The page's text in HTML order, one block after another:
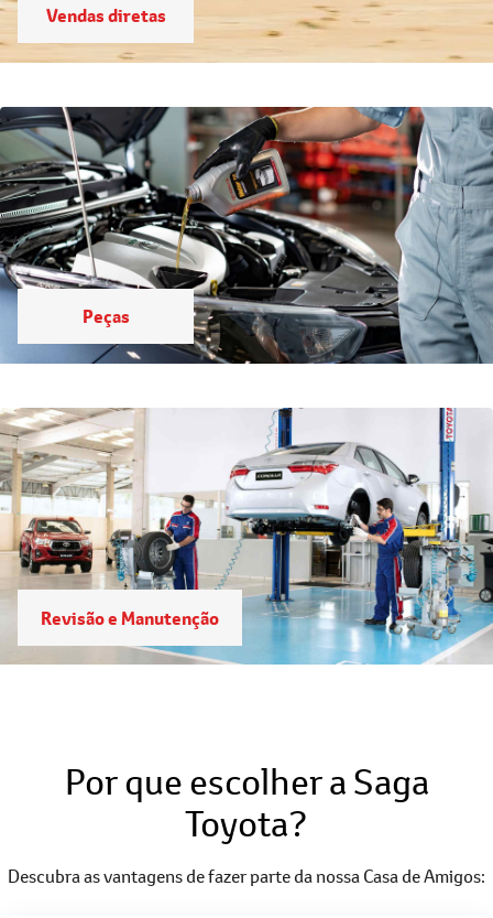
Vendas diretas
Peças
Revisão e Manutenção
Por que escolher a Saga
Toyota?
Descubra as vantagens de fazer parte da nossa Casa de Amigos: